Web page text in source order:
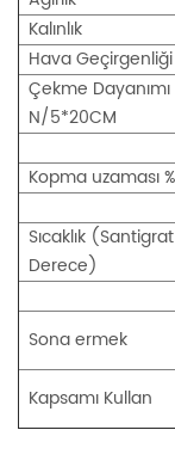
Kalınlık
Hava
Çekme Dayanımı
N/5*20CM
Kopma uzaması %
Sıcaklık (Santigrat
Derece)
Sona ermek
Kapsamı Kullan